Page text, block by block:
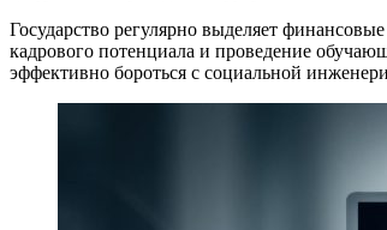
Государство регулярно выделяет
кадрового потенциала и проведение
эффективно бороться с социальной